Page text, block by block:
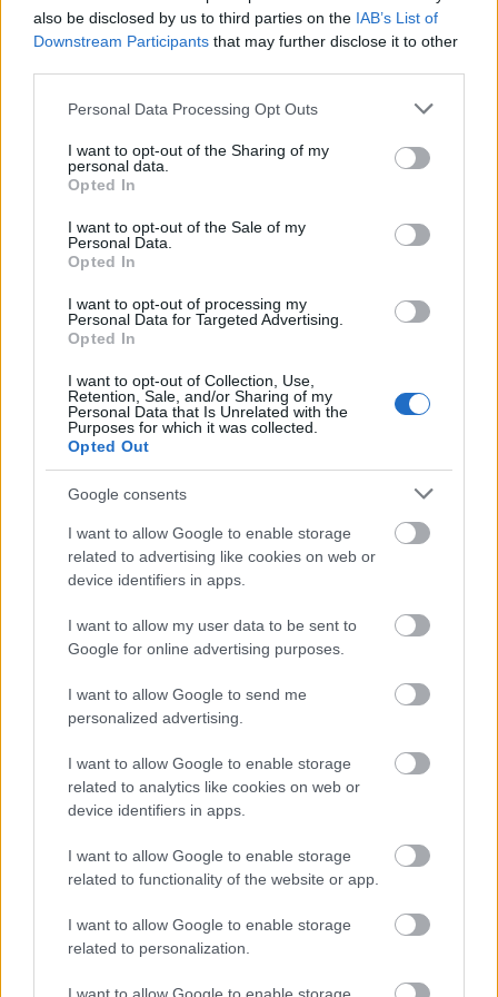
also be disclosed by us to third parties on the IAB’s List of
Downstream Participants that may further disclose it to other
Please note that this website/app uses one or more Google
not limited to your visit or usage behaviour. You may click to
grant or deny consent to Google and its third-party tags to
use your data for below specified purposes in below Google
consent section.
Personal Data Processing Opt Outs
I want to opt-out of the Sharing of my
personal data.
Opted In
I want to opt-out of the Sale of my
Personal Data.
Opted In
I want to opt-out of processing my
Personal Data for Targeted Advertising.
Opted In
I want to opt-out of Collection, Use,
Retention, Sale, and/or Sharing of my
Personal Data that Is Unrelated with the
Purposes for which it was collected.
Opted Out
Google consents
I want to allow Google to enable storage
related to advertising like cookies on web or
device identifiers in apps.
I want to allow my user data to be sent to
Google for online advertising purposes.
I want to allow Google to send me
personalized advertising.
I want to allow Google to enable storage
related to analytics like cookies on web or
device identifiers in apps.
I want to allow Google to enable storage
related to functionality of the website or app.
I want to allow Google to enable storage
related to personalization.
Ezek a székek az ő tulajdonuk: David Guettától a
Motörheadig, vagy éppen a Prodigy-től Iggy Pop-ig
számos nagy név hagyott itt egy-egy közterületi
“megállóiként” színesítik a várost” - mondta el Fülöp
Zoltán, akitől azt is megtudtuk, hogy a Csillagok
Városa szobor-szék kollekció folyamatosan bővül:
pár hónap múlva újabb világsztárok székei kerülnek
felavatásra.
Tavasztól egy hatalmas SOPRON felirat is megjelent
ajándéka. “A tavalyi VOLTon neves és elismert
képzőművészeket kértünk fel, hogy közösen
később a városnak ajándékoztunk. Igazi öröm
számunkra, hogy a Tűztorony és megannyi
látványosság mellett ma már ez a város egyik
legszeretettebb helyszíne, ahol napjában százával
készülnek fotók”- fogalmazott Lobenwein Norbert.